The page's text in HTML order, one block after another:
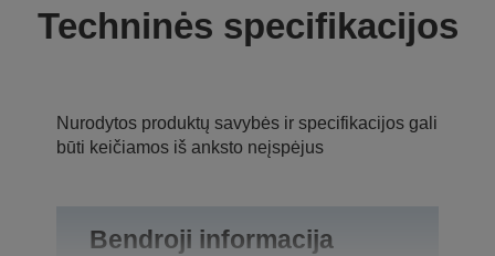
Techninės specifikacijos
Nurodytos produktų savybės ir specifikacijos gali
būti keičiamos iš anksto neįspėjus
Bendroji informacija